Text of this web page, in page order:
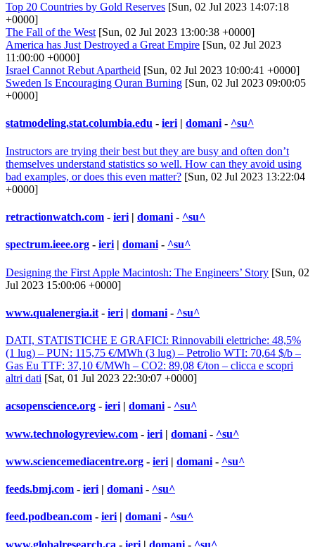
Top 20 Countries by Gold Reserves [Sun, 02 Jul 2023 14:07:18
+0000]
The Fall of the West [Sun, 02 Jul 2023 13:00:38 +0000]
America has Just Destroyed a Great Empire [Sun, 02 Jul 2023
11:00:00 +0000]
Israel Cannot Rebut Apartheid [Sun, 02 Jul 2023 10:00:41 +0000]
Sweden Is Encouraging Quran Burning [Sun, 02 Jul 2023 09:00:05
+0000]
statmodeling.stat.columbia.edu - ieri| domani- ^su^
Instructors are trying their best but they are busy and often don’t
themselves understand statistics so well. How can they avoid using
bad examples, or does this even matter? [Sun, 02 Jul 2023 13:22:04
+0000]
retractionwatch.com - ieri | domani - ^su^
spectrum.ieee.org - ieri | domani - ^su^
Designing the First Apple Macintosh: The Engineers’ Story [Sun, 02
Jul 2023 15:00:06 +0000]
www.qualenergia.it - ieri | domani - ^su^
DATI, STATISTICHE E GRAFICI: Rinnovabili elettriche: 48,5%
(1 lug) – PUN: 115,75 €/MWh (3 lug) – Petrolio WTI: 70,64 $/b –
Gas Eu TTF: 37,10 €/MWh – CO2: 89,08 €/ton – clicca e scopri
altri dati [Sat, 01 Jul 2023 22:30:07 +0000]
acsopenscience.org - ieri | domani - ^su^
www.technologyreview.com - ieri | domani - ^su^
www.sciencemediacentre.org - ieri | domani - ^su^
feeds.bmj.com - ieri | domani - ^su^
feed.podbean.com - ieri | domani - ^su^
www.globalresearch.ca - ieri | domani - ^su^